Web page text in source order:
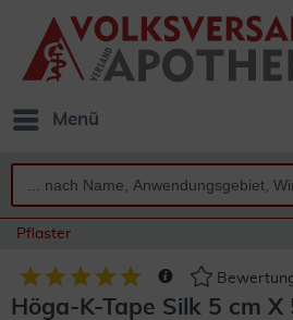
Menü
Pflaster
Höga-K-Tape Silk 5 cm X